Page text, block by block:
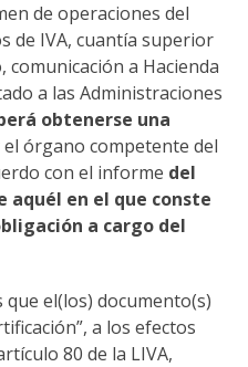
de operaciones del
de IVA, cuantía superior
a Hacienda
a las Administraciones
obtenerse una
órgano competente del
con el informe del
aquél en el que conste
a cargo del
el(los) documento(s)
a los efectos
80 de la LIVA,